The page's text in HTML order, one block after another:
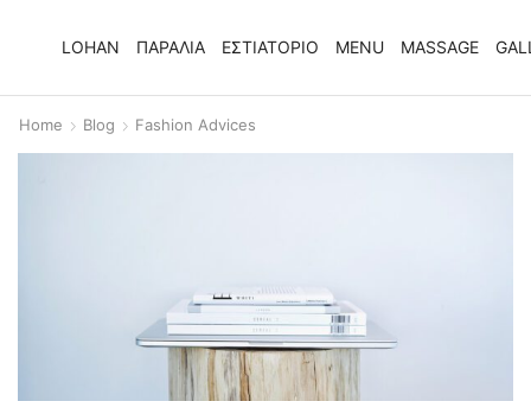
LOHAN ΠΑΡΑΛΙΑ ΕΣΤΙΑΤΟΡΙΟ MENU MASSAGE
Home Blog Fashion Advices